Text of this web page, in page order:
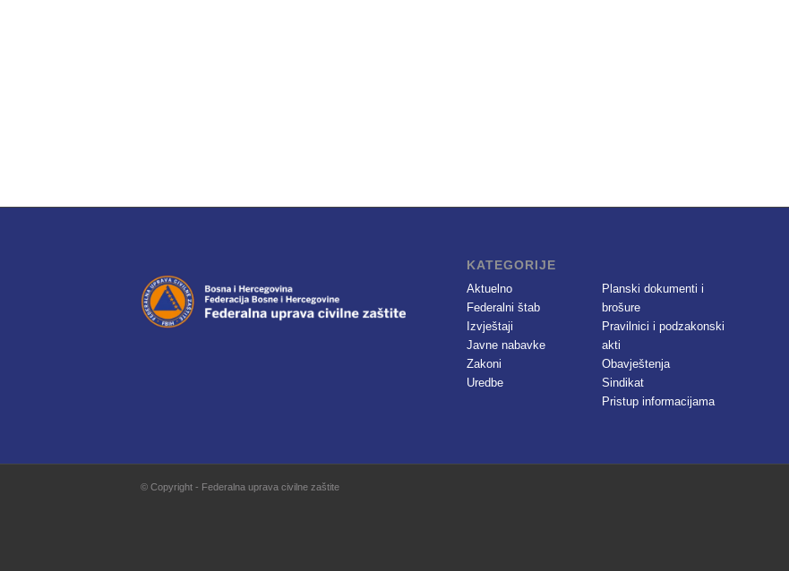
KATEGORIJE
Aktuelno
Federalni štab
Izvještaji
Javne nabavke
Zakoni
Uredbe
Planski dokumenti i
brošure
Pravilnici i podzakonski
akti
Obavještenja
Sindikat
Pristup informacijama
© Copyright - Federalna uprava civilne zaštite